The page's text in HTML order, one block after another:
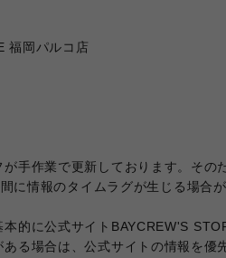
福岡パルコ店
手作業で更新しております。その
に情報のタイムラグが生じる場合
的に公式サイトBAYCREW'S
る場合は、公式サイトの情報を優